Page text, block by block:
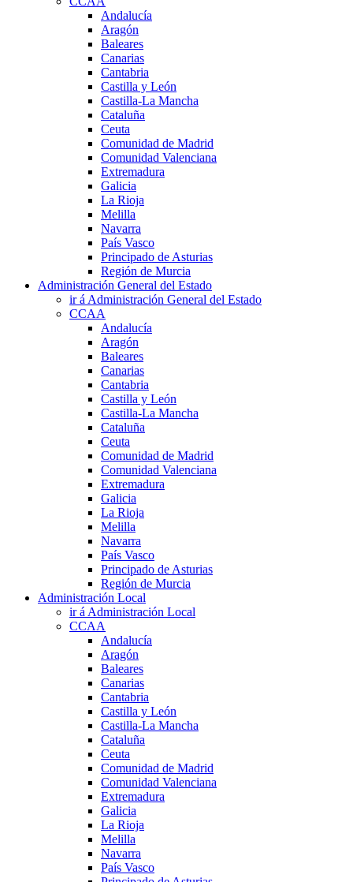
Andalucía
Aragón
Baleares
Canarias
Cantabria
Castilla y León
Castilla-La Mancha
Cataluña
Ceuta
Comunidad de Madrid
Comunidad Valenciana
Extremadura
Galicia
La Rioja
Melilla
Navarra
País Vasco
Principado de Asturias
Región de Murcia
Administración General del Estado
ir á Administración General del Estado
CCAA
Andalucía
Aragón
Baleares
Canarias
Cantabria
Castilla y León
Castilla-La Mancha
Cataluña
Ceuta
Comunidad de Madrid
Comunidad Valenciana
Extremadura
Galicia
La Rioja
Melilla
Navarra
País Vasco
Principado de Asturias
Región de Murcia
Administración Local
ir á Administración Local
CCAA
Andalucía
Aragón
Baleares
Canarias
Cantabria
Castilla y León
Castilla-La Mancha
Cataluña
Ceuta
Comunidad de Madrid
Comunidad Valenciana
Extremadura
Galicia
La Rioja
Melilla
Navarra
País Vasco